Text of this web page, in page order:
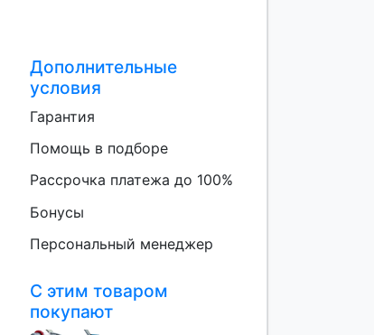
Дополнительные
условия
Гарантия
Помощь в подборе
Рассрочка платежа до 100%
Бонусы
Персональный менеджер
С этим товаром
покупают